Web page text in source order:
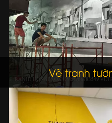
Vẽ tranh